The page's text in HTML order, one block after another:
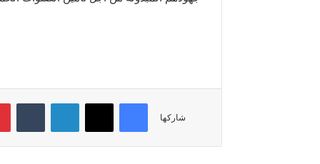
شاركها
فيسبوك لينكدإن